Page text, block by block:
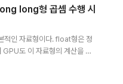
Double[] dArr; public stat
long형 곱셈 수행 시
인 자료형이다. float형은 정
GPU도 이 자료형의 계산을 고
속도에 시간 차가 많이 난다.